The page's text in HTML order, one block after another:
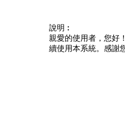
說明︰
親愛的使用者，您好
續使用本系統。感謝